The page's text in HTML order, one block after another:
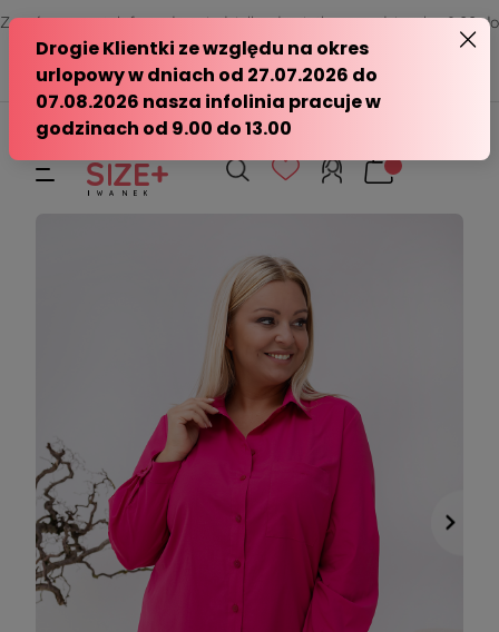
Zamów przez telefon od poniedziałku do piątku w godzinach - 8:00 do
15:00
570 390 351
sklep@modasizeplus.pl